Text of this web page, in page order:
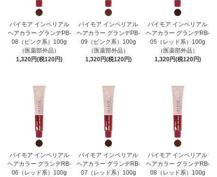
パイモア インペリアル
ヘアカラー グランデPB-
08（ピンク系）100g
（医薬部外品）
1,320円(税120円)
パイモア インペリアル
ヘアカラー グランデPB-
09（ピンク系）100g
（医薬部外品）
1,320円(税120円)
パイモア インペリアル
ヘアカラー グランデRB-
05（レッド系）100g
（医薬部外品）
1,320円(税120円)
パイモア インペリアル
ヘアカラー グランデRB-
06（レッド系）100g
パイモア インペリアル
ヘアカラー グランデRB-
07（レッド系）100g
パイモア インペリアル
ヘアカラー グランデRB-
08（レッド系）100g